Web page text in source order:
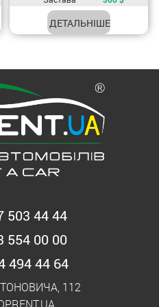
ДЕТАЛЬНІШЕ
503 44 44
554 00 00
494 44 64
112